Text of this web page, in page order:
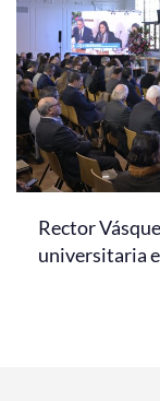
Rector
universitaria